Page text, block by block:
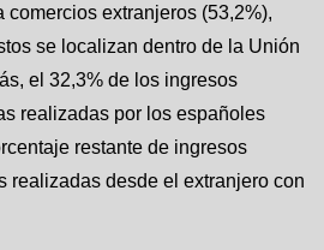
extranjeros (53,2%),
se localizan dentro de la Unión
el 32,3% de los ingresos
realizadas por los españoles
restante de ingresos
realizadas desde el extranjero con